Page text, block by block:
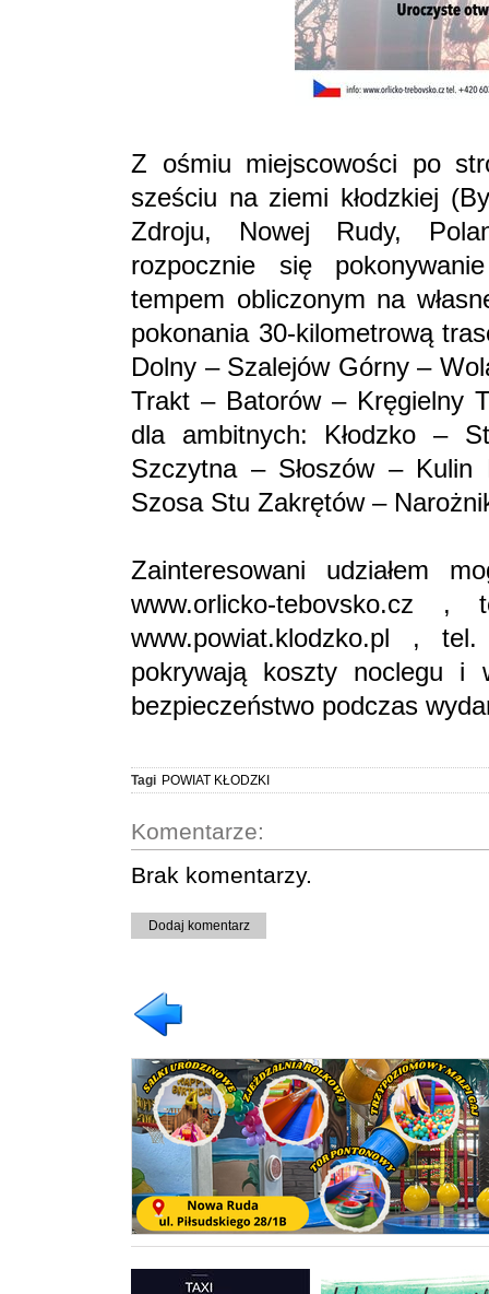
Z ośmiu miejscowości po
sześciu na ziemi kłodzkiej
Zdroju, Nowej Rudy,
rozpocznie się
tempem obliczonym na
pokonania 30-kilometrową
Dolny – Szalejów Górny –
Trakt – Batorów – Kręgielny
dla ambitnych: Kłodzko –
Szczytna – Słoszów – Kulin
Szosa Stu Zakrętów –
Zainteresowani udziałem
www.orlicko-
www.powiat.klodzko.pl ,
pokrywają koszty noclegu i
bezpieczeństwo podczas
Tagi POWIAT KŁODZKI
Komentarze:
Brak komentarzy.
Dodaj komentarz